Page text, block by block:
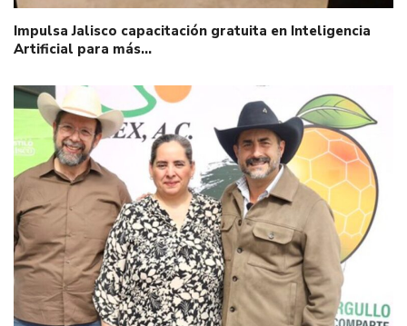
Impulsa Jalisco capacitación gratuita en Inteligencia
Artificial para más…